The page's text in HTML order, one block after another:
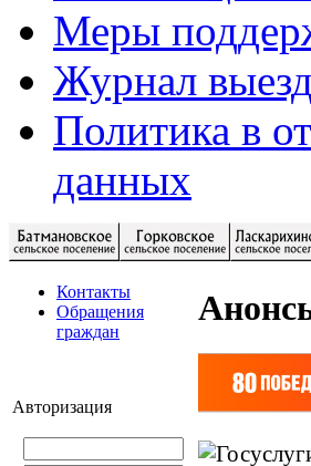
Меры
Журнал
Политика в
данных
Контакты
Обращения
граждан
Авторизация